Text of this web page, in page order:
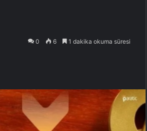
0 6 1 dakika okuma süresi